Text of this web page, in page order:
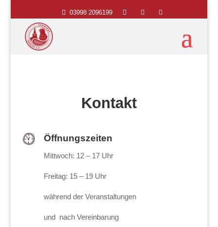
 03998 2096199   
Kontakt
Öffnungszeiten
Mittwoch: 12 – 17 Uhr
Freitag: 15 – 19 Uhr
während der Veranstaltungen
und nach Vereinbarung